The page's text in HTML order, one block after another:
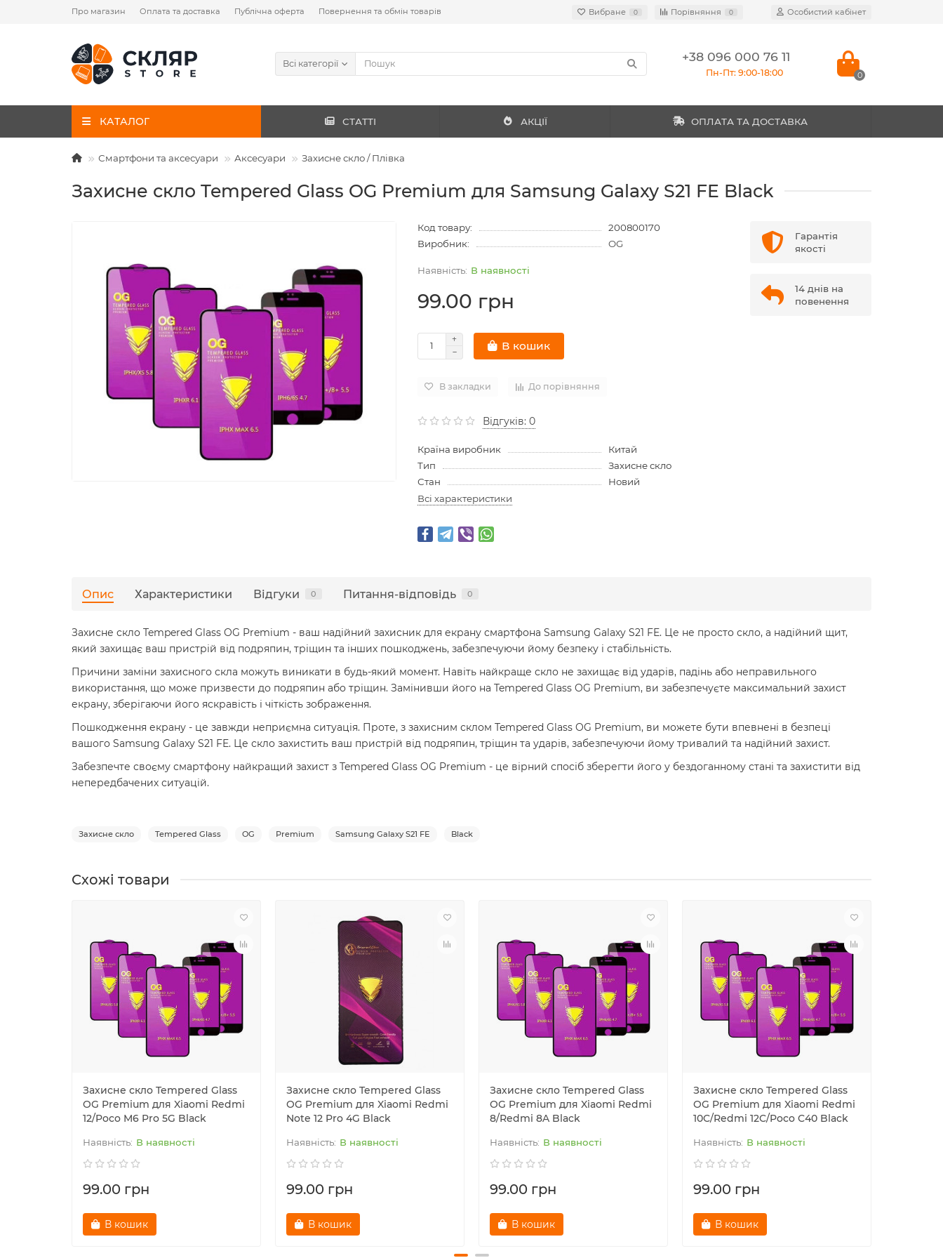
Про магазин Оплата та доставка Публічна оферта Повернення та обмін товарів Вибране 0 Порівняння 0 Особистий кабінет
Всі категорії +38 096 000 76 11
Пн-Пт: 9:00-18:00 0
КАТАЛОГ СТАТТІ АКЦІЇ ОПЛАТА ТА ДОСТАВКА
Смартфони та аксесуари Аксесуари Захисне скло / Плівка
Захисне скло Tempered Glass OG Premium для Samsung Galaxy S21 FE Black
Код товару:
200800170
Виробник:
OG
В наявності
99.00 грн
В кошик
В закладки До порівняння
Відгуків: 0
Країна виробник
Китай
Тип
Захисне скло
Стан
Новий
Всі характеристики
Гарантія
якості
14 днів на
повенення
Опис Характеристики Відгуки 0 Питання-відповідь 0
Захисне скло Tempered Glass OG Premium - ваш надійний захисник для екрану смартфона Samsung Galaxy S21 FE. Це не просто скло, а надійний щит,
який захищає ваш пристрій від подряпин, тріщин та інших пошкоджень, забезпечуючи йому безпеку і стабільність.
Причини заміни захисного скла можуть виникати в будь-який момент. Навіть найкраще скло не захищає від ударів, падінь або неправильного
використання, що може призвести до подряпин або тріщин. Замінивши його на Tempered Glass OG Premium, ви забезпечуєте максимальний захист
екрану, зберігаючи його яскравість і чіткість зображення.
Пошкодження екрану - це завжди неприємна ситуація. Проте, з захисним склом Tempered Glass OG Premium, ви можете бути впевнені в безпеці
вашого Samsung Galaxy S21 FE. Це скло захистить ваш пристрій від подряпин, тріщин та ударів, забезпечуючи йому тривалий та надійний захист.
Забезпечте своєму смартфону найкращий захист з Tempered Glass OG Premium - це вірний спосіб зберегти його у бездоганному стані та захистити від
непередбачених ситуацій.
Захисне скло Tempered Glass OG Premium Samsung Galaxy S21 FE Black
Схожі товари
Захисне скло Tempered Glass
OG Premium для Xiaomi Redmi
12/Poco M6 Pro 5G Black
В наявності
99.00 грн
В кошик
Захисне скло Tempered Glass
OG Premium для Xiaomi Redmi
Note 12 Pro 4G Black
В наявності
99.00 грн
В кошик
Захисне скло Tempered Glass
OG Premium для Xiaomi Redmi
8/Redmi 8A Black
В наявності
99.00 грн
В кошик
Захисне скло Tempered Glass
OG Premium для Xiaomi Redmi
10C/Redmi 12C/Poco C40 Black
В наявності
99.00 грн
В кошик